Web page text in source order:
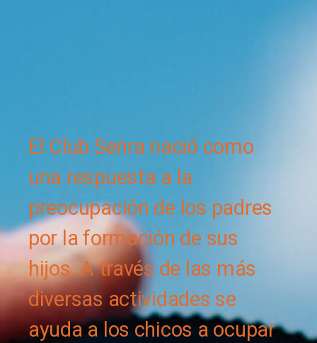
El Club Senra nació como
una respuesta a la
preocupación de los padres
por la formación de sus
hijos. A través de las más
diversas actividades se
ayuda a los chicos a ocupar